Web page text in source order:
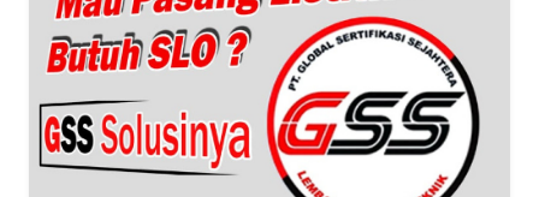
WN
PAPUA
WN
PAPUA